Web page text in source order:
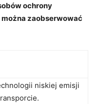
ochrony
zaobserwować
niskiej emisji